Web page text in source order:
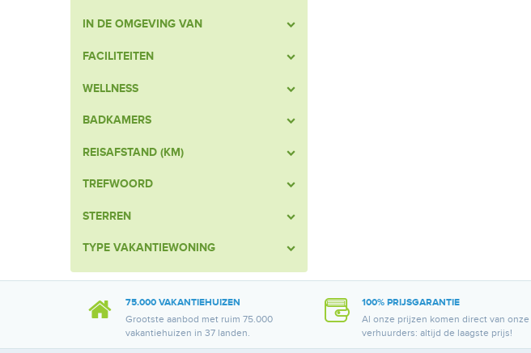
IN DE OMGEVING VAN
FACILITEITEN
WELLNESS
BADKAMERS
REISAFSTAND (KM)
TREFWOORD
STERREN
TYPE VAKANTIEWONING
75.000 VAKANTIEHUIZEN
Grootste aanbod met ruim 75.000
vakantiehuizen in 37 landen.
100% PRIJSGARANTIE
Al onze prijzen komen direct van onze
verhuurders: altijd de laagste prijs!